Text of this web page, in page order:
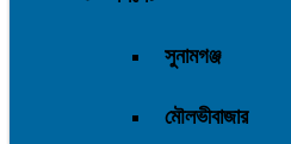
সুনামগঞ্জ
মৌলভীবাজার